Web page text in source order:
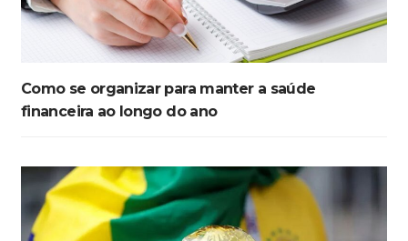
Como se organizar para manter a saúde
financeira ao longo do ano